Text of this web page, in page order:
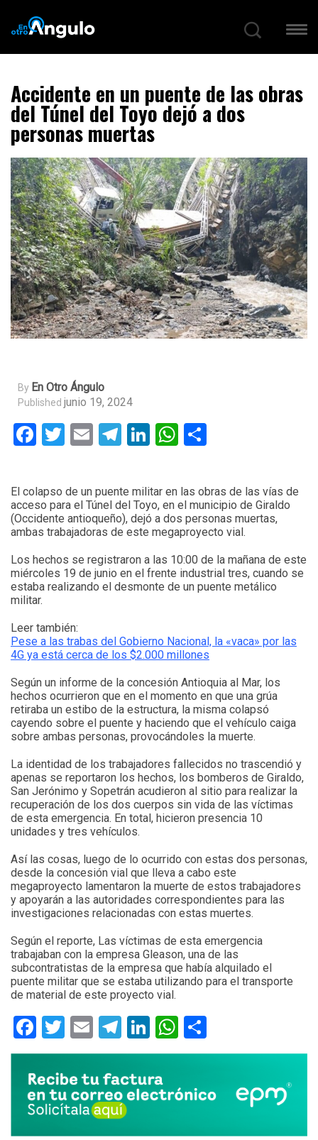
Accidente en un puente de las obras
del Túnel del Toyo dejó a dos
personas muertas
By En Otro Ángulo
Published junio 19, 2024
Facebook
Twitter
EmailTelegram
LinkedIn
WhatsApp
El colapso de un puente militar en las obras de las vías de
acceso para el Túnel del Toyo, en el municipio de Giraldo
(Occidente antioqueño), dejó a dos personas muertas,
ambas trabajadoras de este megaproyecto vial.
Los hechos se registraron a las 10:00 de la mañana de este
miércoles 19 de junio en el frente industrial tres, cuando se
estaba realizando el desmonte de un puente metálico
militar.
Leer también:
Pese a las trabas del Gobierno Nacional, la «vaca» por las
4G ya está cerca de los $2.000 millones
Según un informe de la concesión Antioquia al Mar, los
hechos ocurrieron que en el momento en que una grúa
retiraba un estibo de la estructura, la misma colapsó
cayendo sobre el puente y haciendo que el vehículo caiga
sobre ambas personas, provocándoles la muerte.
La identidad de los trabajadores fallecidos no trascendió y
apenas se reportaron los hechos, los bomberos de Giraldo,
San Jerónimo y Sopetrán acudieron al sitio para realizar la
recuperación de los dos cuerpos sin vida de las víctimas
de esta emergencia. En total, hicieron presencia 10
unidades y tres vehículos.
Así las cosas, luego de lo ocurrido con estas dos personas,
desde la concesión vial que lleva a cabo este
megaproyecto lamentaron la muerte de estos trabajadores
y apoyarán a las autoridades correspondientes para las
investigaciones relacionadas con estas muertes.
Según el reporte, Las víctimas de esta emergencia
trabajaban con la empresa Gleason, una de las
subcontratistas de la empresa que había alquilado el
puente militar que se estaba utilizando para el transporte
de material de este proyecto vial.
Facebook
Twitter
EmailTelegram
LinkedIn
WhatsApp